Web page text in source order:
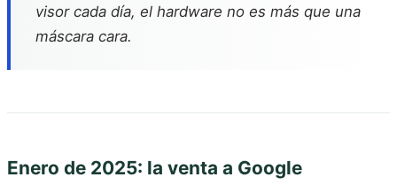
visor cada día, el hardware no es más que una
máscara cara.
Enero de 2025: la venta a Google